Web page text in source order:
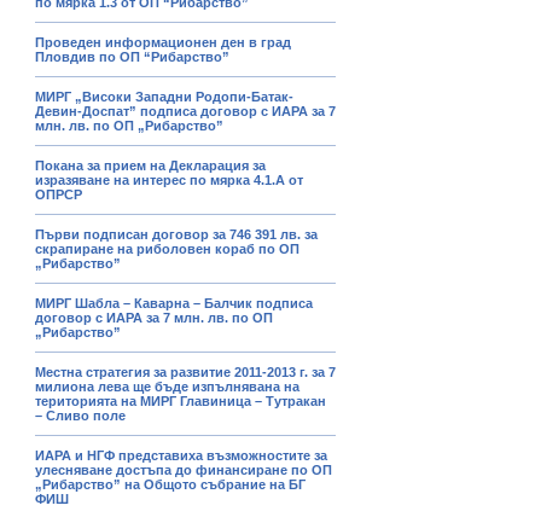
Проведен информационен ден в град
Пловдив по ОП “Рибарство”
МИРГ „Високи Западни Родопи-Батак-
Девин-Доспат” подписа договор с ИАРА за 7
млн. лв. по ОП „Рибарство”
Покана за прием на Декларация за
изразяване на интерес по мярка 4.1.А от
ОПРСР
Първи подписан договор за 746 391 лв. за
скрапиране на риболовен кораб по ОП
„Рибарство”
МИРГ Шабла – Каварна – Балчик подписа
договор с ИАРА за 7 млн. лв. по ОП
„Рибарство”
Местна стратегия за развитие 2011-2013 г. за 7
милиона лева ще бъде изпълнявана на
територията на МИРГ Главиница – Тутракан
– Сливо поле
ИАРА и НГФ представиха възможностите за
улесняване достъпа до финансиране по ОП
„Рибарство” на Общото събрание на БГ
ФИШ